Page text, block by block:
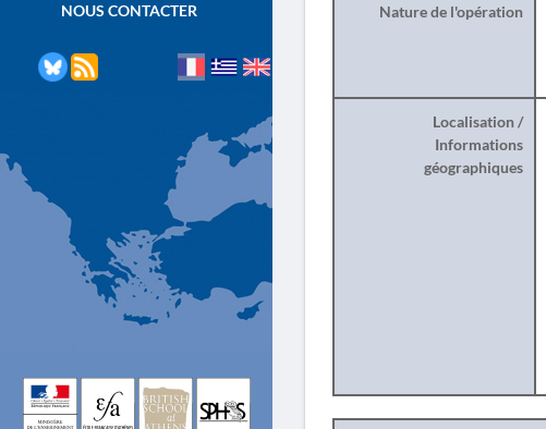
NOUS CONTACTER Nature de l'opération
Localisation /
Informations
géographiques